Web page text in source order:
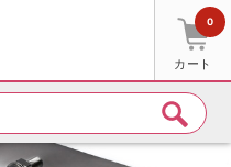
カート
0